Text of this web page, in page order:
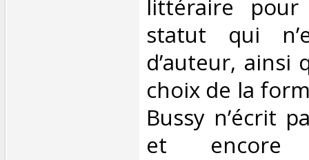
littéraire
statut qui
d’auteur, ainsi
choix de la
Bussy n’écrit
et encore